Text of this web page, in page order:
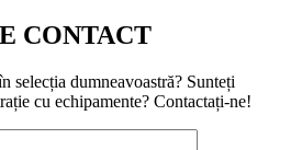
CONTACT
selecția dumneavoastră? Sunteți
cu echipamente? Contactați-ne!